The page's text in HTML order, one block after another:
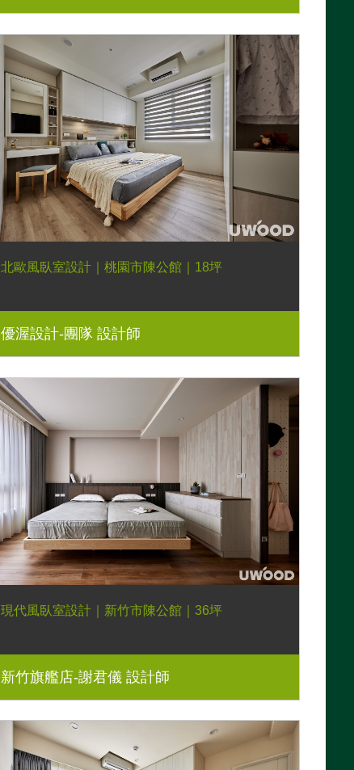
北歐風臥室設計｜桃園市陳公館｜18坪
優渥設計-團隊 設計師
現代風臥室設計｜新竹市陳公館｜36坪
新竹旗艦店-謝君儀 設計師